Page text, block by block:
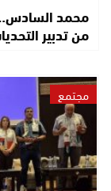
محمد
من تدبير
مجتمع